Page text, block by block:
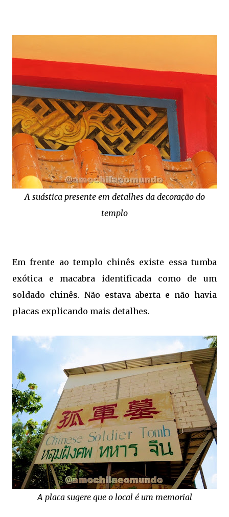
A suástica presente em detalhes da decoração do
templo
Em frente ao templo chinês existe essa tumba
exótica e macabra identificada como de um
soldado chinês. Não estava aberta e não havia
placas explicando mais detalhes.
A placa sugere que o local é um memorial